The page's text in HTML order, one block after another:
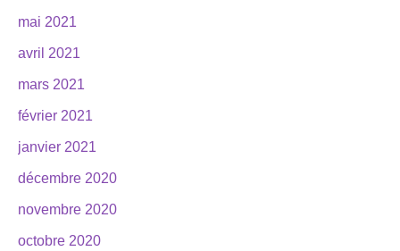
mai 2021
avril 2021
mars 2021
février 2021
janvier 2021
décembre 2020
novembre 2020
octobre 2020